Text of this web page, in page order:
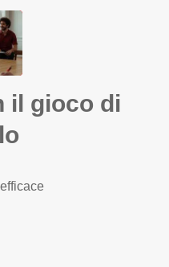
il gioco di